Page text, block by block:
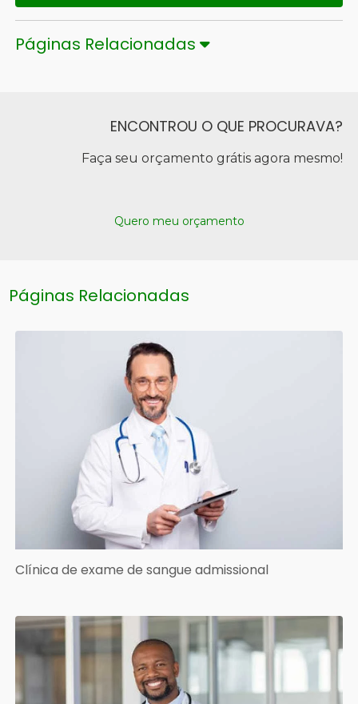
Páginas Relacionadas
ENCONTROU O QUE PROCURAVA?
Faça seu orçamento grátis agora mesmo!
Quero meu orçamento
Páginas Relacionadas
Clínica de exame de sangue admissional